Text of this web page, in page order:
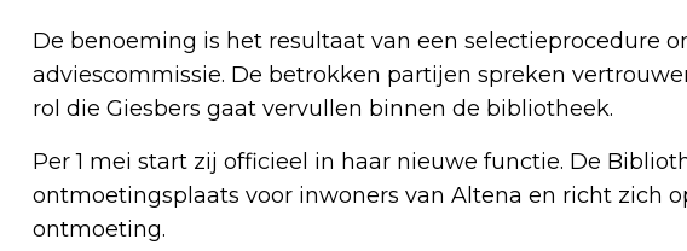
De benoeming is het resultaat van een selectieprocedure
adviescommissie. De betrokken partijen spreken
rol die Giesbers gaat vervullen binnen de bibliotheek.
Per 1 mei start zij officieel in haar nieuwe functie. De
ontmoetingsplaats voor inwoners van Altena en richt zich
ontmoeting.